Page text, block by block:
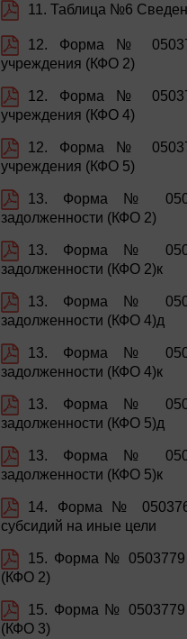
11. Таблица №6
12. Форма №
учреждения (КФО 2)
12. Форма №
учреждения (КФО 4)
12. Форма №
учреждения (КФО 5)
13. Форма №
задолженности (КФО 2)
13. Форма №
задолженности (КФО 2)к
13. Форма №
задолженности (КФО 4)д
13. Форма №
задолженности (КФО 4)к
13. Форма №
задолженности (КФО 5)д
13. Форма №
задолженности (КФО 5)к
14. Форма №
субсидий на иные цели
15. Форма № 0503779
(КФО 2)
15. Форма № 0503779
(КФО 3)